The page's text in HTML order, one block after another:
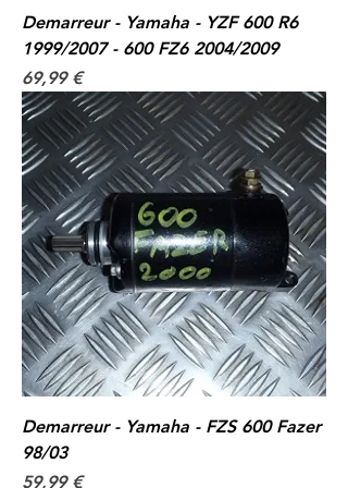
Demarreur - Yamaha - YZF 600 R6
1999/2007 - 600 FZ6 2004/2009
Prix
69,99 €
Demarreur - Yamaha - FZS 600 Fazer
98/03
Prix
59,99 €